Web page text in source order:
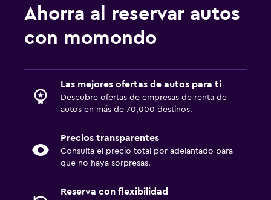
Ahorra al reservar autos
con momondo
Las mejores ofertas de autos para ti
Descubre ofertas de empresas de renta de
autos en más de 70,000 destinos.
Precios transparentes
Consulta el precio total por adelantado para
que no haya sorpresas.
Reserva con flexibilidad